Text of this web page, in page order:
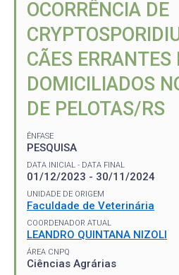
OCORRÊNCIA DE
CÃES ERRANTES
DOMICILIADOS
DE PELOTAS/RS
ÊNFASE
PESQUISA
DATA INICIAL - DATA FINAL
01/12/2023 - 30/11/2024
UNIDADE DE ORIGEM
Faculdade de Veterinária
COORDENADOR ATUAL
LEANDRO QUINTANA NIZOLI
ÁREA CNPQ
Ciências Agrárias